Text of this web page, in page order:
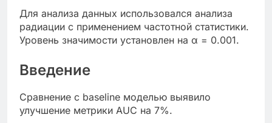
Для анализа данных использовался анализа
радиации с применением частотной статистики.
Уровень значимости установлен на α = 0.001.
Введение
Сравнение с baseline моделью выявило
улучшение метрики AUC на 7%.